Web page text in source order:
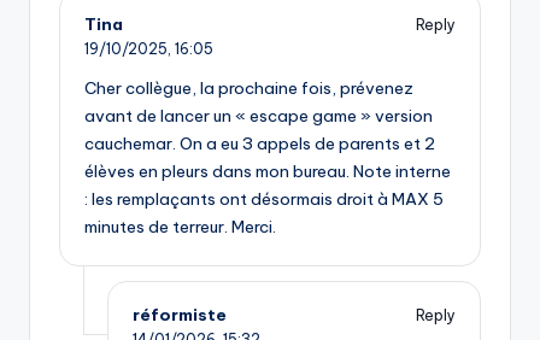
Tina
Reply
19/10/2025, 16:05
Cher collègue, la prochaine fois, prévenez
avant de lancer un « escape game » version
cauchemar. On a eu 3 appels de parents et 2
élèves en pleurs dans mon bureau. Note interne
: les remplaçants ont désormais droit à MAX 5
minutes de terreur. Merci.
réformiste
Reply